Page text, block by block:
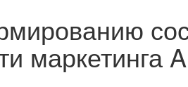
маркетинга